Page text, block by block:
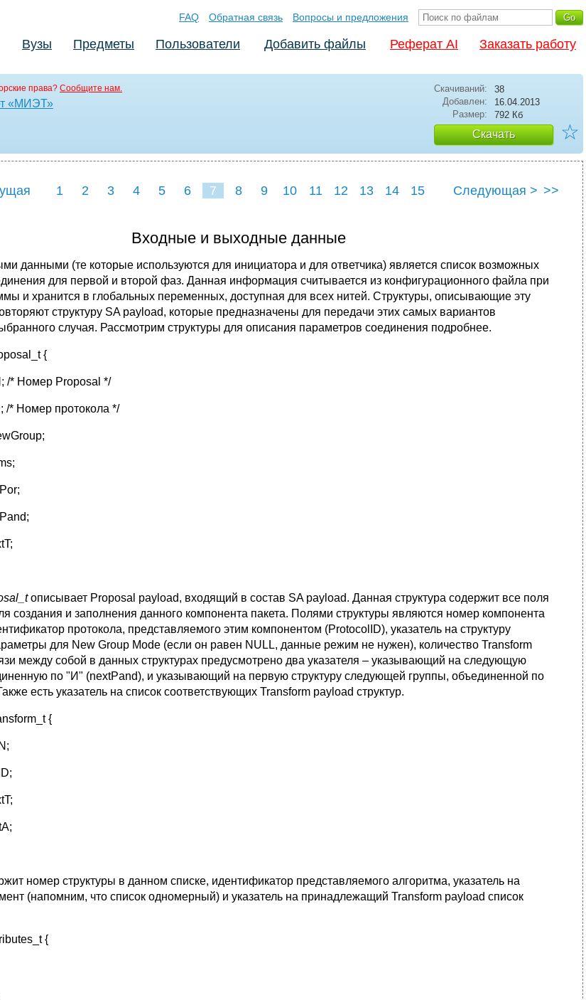
FAQ Обратная связь Вопросы и предложения
Вузы Предметы Пользователи Добавить файлы Реферат AI Заказать работу
права? Сообщите нам.
«МИЭТ»
Скачиваний:
38
Добавлен:
16.04.2013
Размер:
792 Кб
Скачать ☆
1 2 3 4 5 6 7 8 9 10 11 12 13 14
15
Следующая > >>
Входные и выходные данные
данными (те которые используются для инициатора и для ответчика) является список возможных
для первой и второй фаз. Данная информация считывается из конфигурационного файла при
и хранится в глобальных переменных, доступная для всех нитей. Структуры, описывающие эту
структуру SA payload, которые предназначены для передачи этих самых вариантов
случая. Рассмотрим структуры для описания параметров соединения подробнее.
{
/* Номер Proposal */
/* Номер протокола */
описывает Proposal payload, входящий в состав SA payload. Данная структура содержит все поля
создания и заполнения данного компонента пакета. Полями структуры являются номер компонента
протокола, представляемого этим компонентом (ProtocolID), указатель на структуру
для New Group Mode (если он равен NULL, данные режим не нужен), количество Transform
между собой в данных структурах предусмотрено два указателя – указывающий на следующую
по "И" (nextPand), и указывающий на первую структуру следующей группы, объединенной по
есть указатель на список соответствующих Transform payload структур.
{
номер структуры в данном списке, идентификатор представляемого алгоритма, указатель на
(напомним, что список одномерный) и указатель на принадлежащий Transform payload список
{